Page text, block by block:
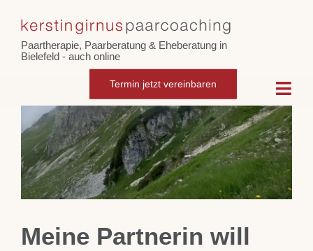
content
Paartherapie, Paarberatung & Eheberatung in
Bielefeld - auch online
Termin jetzt vereinbaren
Home
Paarcoaching
Zeige
grösseres
Bild
Meine Partnerin will